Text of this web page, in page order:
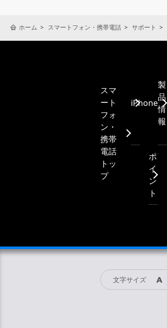
ホーム スマートフォン・携帯電話 サポート
スマ
ート
フォ
ン・
携帯
電話
トッ
プ
iPhone
製
品
情
報
ポ
イ
ン
ト
文字サイズ